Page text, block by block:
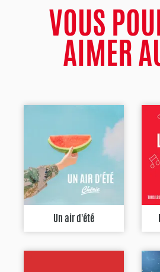
VOUS
AIMER
Un air d'été